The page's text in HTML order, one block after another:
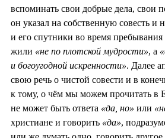
вспоминать свои добрые дела, свои
он указал на собственную совесть и
и его спутники во время
жили «не по плотской мудрости», а
и богоугодной искренности». Далее
свою речь о чистой совести и в
к тому, о чём мы можем прочитать в
не может быть ответа «да, но» или
христиане и говорить «да»,